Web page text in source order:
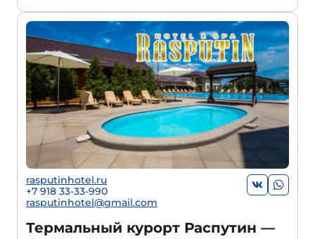
rasputinhotel.ru
+7 918 33-33-990
rasputinhotel@gmail.com
Термальный курорт Распутин —